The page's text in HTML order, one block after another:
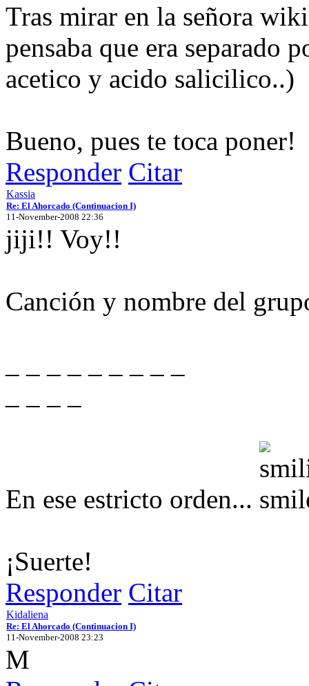
Tras mirar en la señora
pensaba que era separado
acetico y acido salicilico..)
Bueno, pues te toca poner!
Responder Citar
Kassia
Re: El Ahorcado (Continuacion I)
11-November-2008 22:36
jiji!! Voy!!
Canción y nombre del
En ese estricto orden...
¡Suerte!
Responder Citar
Kidaliena
Re: El Ahorcado (Continuacion I)
11-November-2008 23:23
M